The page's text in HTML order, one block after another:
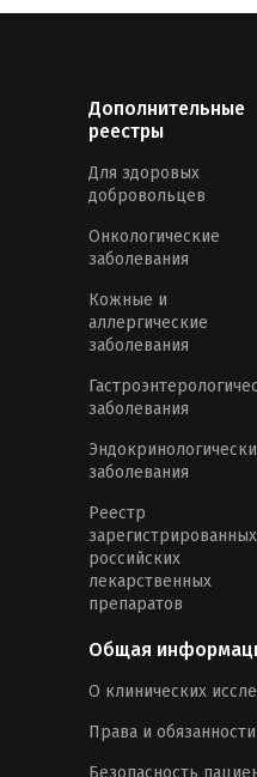
Дополнительные
реестры
Для здоровых
добровольцев
Онкологические
заболевания
Кожные и
аллергические
заболевания
заболевания
заболевания
Реестр
зарегистрированных
российских
лекарственных
препаратов
Общая
О клинических
Права и